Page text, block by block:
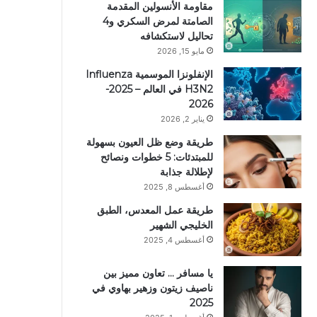
مقاومة الأنسولين المقدمة
الصامتة لمرض السكري و4
تحاليل لاستكشافه
مايو 15, 2026
الإنفلونزا الموسمية Influenza
H3N2 في العالم – 2025-
2026
يناير 2, 2026
طريقة وضع ظل العيون بسهولة
للمبتدئات: 5 خطوات ونصائح
لإطلالة جذابة
أغسطس 8, 2025
طريقة عمل المعدس، الطبق
الخليجي الشهير
أغسطس 4, 2025
يا مسافر … تعاون مميز بين
ناصيف زيتون وزهير بهاوي في
2025